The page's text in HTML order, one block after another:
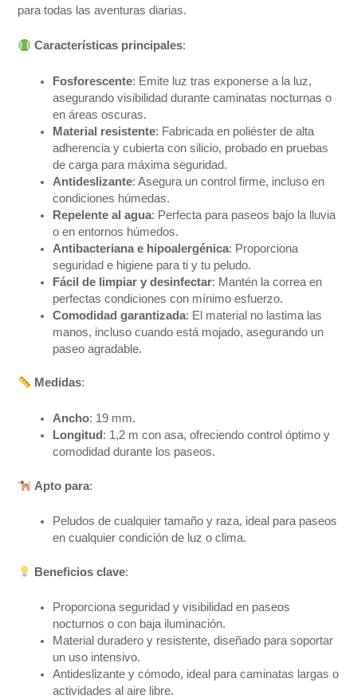
para todas las aventuras diarias.
Características principales:
Fosforescente: Emite luz tras exponerse a la luz,
asegurando visibilidad durante caminatas nocturnas o
en áreas oscuras.
Material resistente: Fabricada en poliéster de alta
adherencia y cubierta con silicio, probado en pruebas
de carga para máxima seguridad.
Antideslizante: Asegura un control firme, incluso en
condiciones húmedas.
Repelente al agua: Perfecta para paseos bajo la lluvia
o en entornos húmedos.
Antibacteriana e hipoalergénica: Proporciona
seguridad e higiene para ti y tu peludo.
Fácil de limpiar y desinfectar: Mantén la correa en
perfectas condiciones con mínimo esfuerzo.
Comodidad garantizada: El material no lastima las
manos, incluso cuando está mojado, asegurando un
paseo agradable.
Medidas:
Ancho: 19 mm.
Longitud : 1,2 m con asa, ofreciendo control óptimo y
comodidad durante los paseos.
Apto para:
Peludos de cualquier tamaño y raza, ideal para paseos
en cualquier condición de luz o clima.
Beneficios clave:
Proporciona seguridad y visibilidad en paseos
nocturnos o con baja iluminación.
Material duradero y resistente, diseñado para soportar
un uso intensivo.
Antideslizante y cómodo, ideal para caminatas largas o
actividades al aire libre.